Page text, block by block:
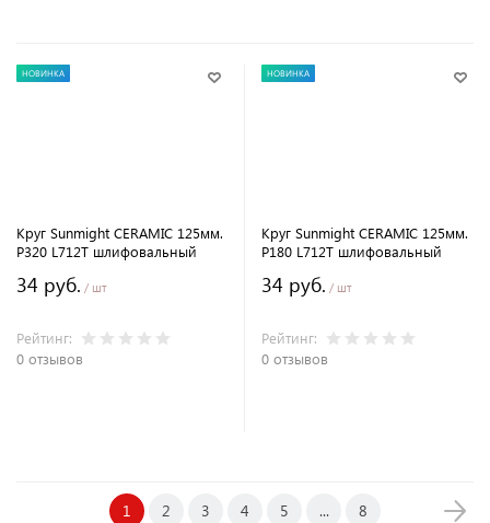
НОВИНКА
Круг Sunmight CERAMIC 125мм.
P320 L712T шлифовальный
34 руб. / шт
Рейтинг:
0 отзывов
НОВИНКА
Круг Sunmight CERAMIC 125мм.
P180 L712T шлифовальный
34 руб. / шт
Рейтинг:
0 отзывов
1 2 3 4 5 ... 8